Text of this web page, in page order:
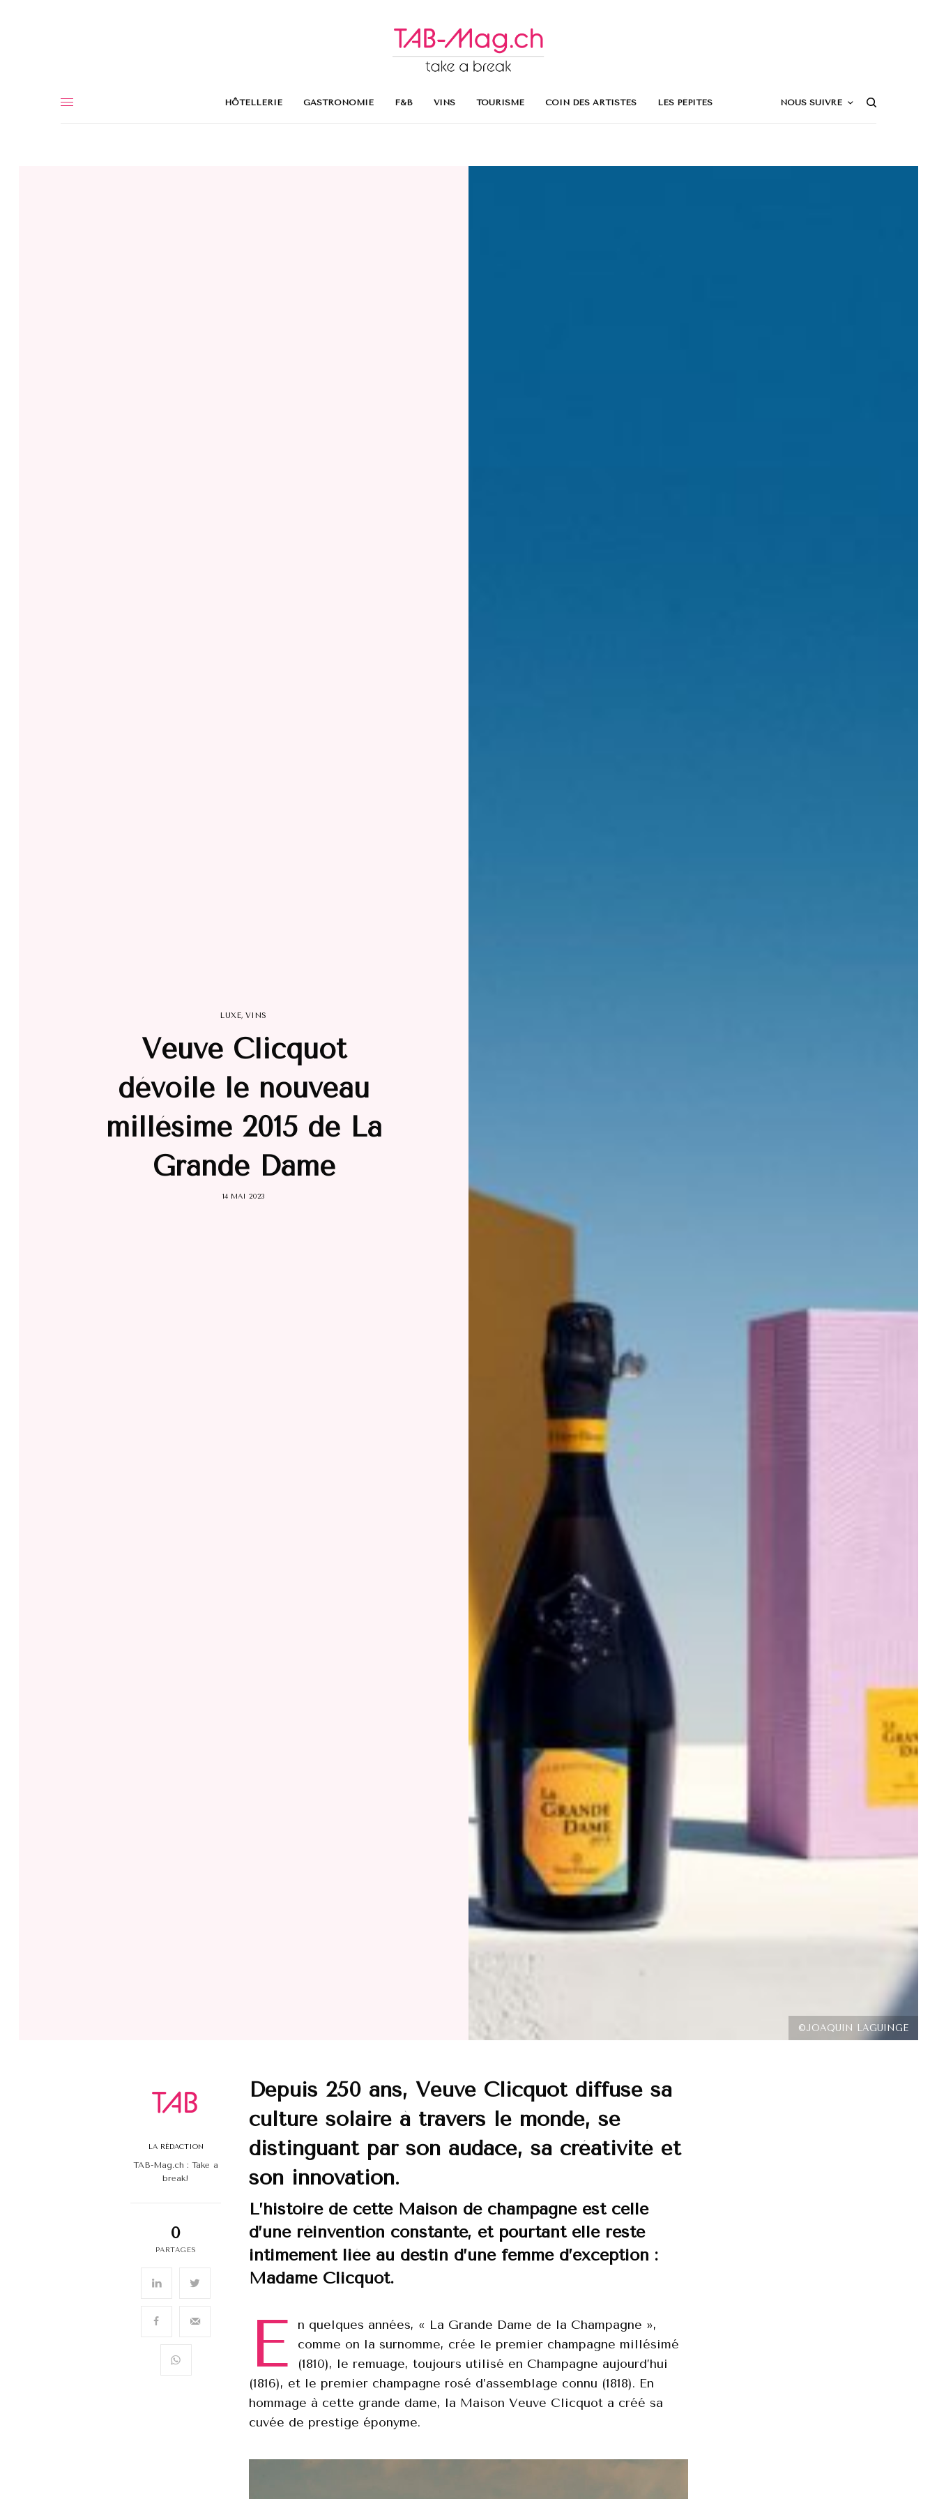
HÔTELLERIE GASTRONOMIE F&B VINS TOURISME COIN DES ARTISTES LES PÉPITES NOUS SUIVRE
LUXE, VINS
Veuve Clicquot
dévoile le nouveau
millésime 2015 de La
Grande Dame
14 MAI 2023
©JOAQUIN LAGUINGE
LA RÉDACTION
TAB-Mag.ch : Take a
break!
0
PARTAGES
Depuis 250 ans, Veuve Clicquot diffuse sa
culture solaire à travers le monde, se
distinguant par son audace, sa créativité et
son innovation.
L’histoire de cette Maison de champagne est celle
d’une réinvention constante, et pourtant elle reste
intimement liée au destin d’une femme d’exception :
Madame Clicquot.
E
n quelques années, « La Grande Dame de la Champagne »,
comme on la surnomme, crée le premier champagne millésimé
(1810), le remuage, toujours utilisé en Champagne aujourd’hui
(1816), et le premier champagne rosé d’assemblage connu (1818). En
hommage à cette grande dame, la Maison Veuve Clicquot a créé sa
cuvée de prestige éponyme.